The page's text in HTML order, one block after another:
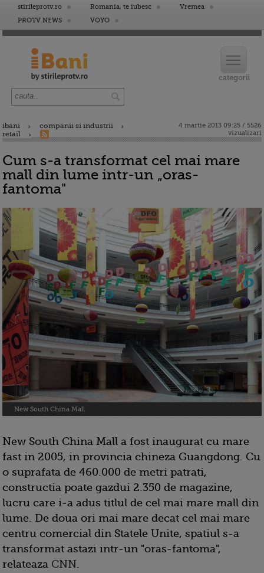
stirileprotv.ro Romania, te iubesc
Vremea
PROTV NEWS
VOYO
ibani
companii si industrii
retail
4 martie 2013 09:25 / 5526
vizualizari
Cum s-a transformat cel mai mare
mall din lume intr-un „oras-
fantoma"
New South China Mall
New South China Mall a fost inaugurat cu mare
fast in 2005, in provincia chineza Guangdong. Cu
o suprafata de 460.000 de metri patrati,
constructia poate gazdui 2.350 de magazine,
lucru care i-a adus titlul de cel mai mare mall din
lume. De doua ori mai mare decat cel mai mare
centru comercial din Statele Unite, spatiul s-a
transformat astazi intr-un "oras-fantoma",
relateaza CNN.